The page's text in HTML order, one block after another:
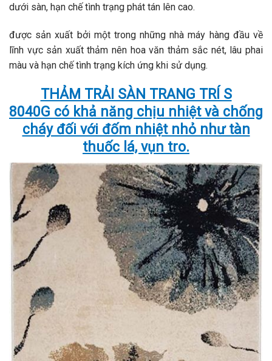
dưới sàn, hạn chế tình trạng phát tán lên cao.
được sản xuất bởi một trong những nhà máy hàng đầu về
lĩnh vực sản xuất thảm nên hoa văn thảm sắc nét, lâu phai
màu và hạn chế tình trạng kích ứng khi sử dụng.
THẢM TRẢI SÀN TRANG TRÍ S
8040G có khả năng chịu nhiệt và chống
cháy đối với đốm nhiệt nhỏ như tàn
thuốc lá, vụn tro.